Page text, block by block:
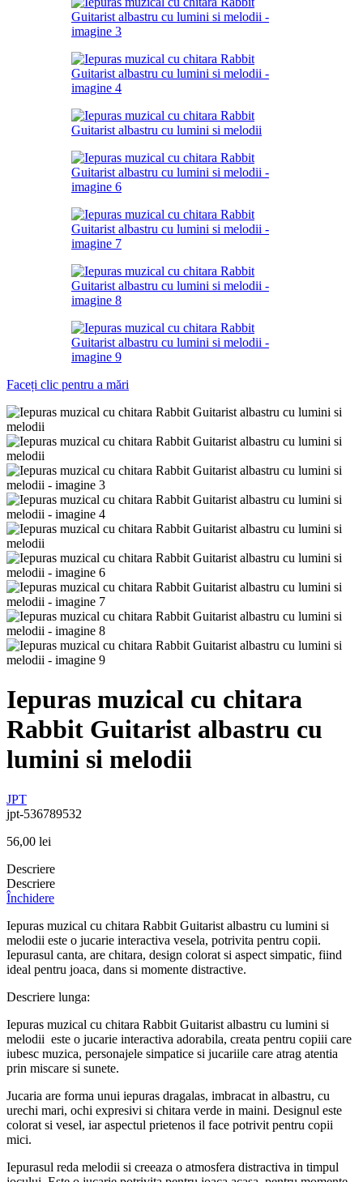
Faceți clic pentru a mări
Iepuras muzical cu chitara
Rabbit Guitarist albastru cu
lumini si melodii
JPT
jpt-536789532
56,00 lei
Descriere
Descriere
Închidere
Iepuras muzical cu chitara Rabbit Guitarist albastru cu lumini si
melodii este o jucarie interactiva vesela, potrivita pentru copii.
Iepurasul canta, are chitara, design colorat si aspect simpatic, fiind
ideal pentru joaca, dans si momente distractive.
Descriere lunga:
Iepuras muzical cu chitara Rabbit Guitarist albastru cu lumini si
melodii este o jucarie interactiva adorabila, creata pentru copiii care
iubesc muzica, personajele simpatice si jucariile care atrag atentia
prin miscare si sunete.
Jucaria are forma unui iepuras dragalas, imbracat in albastru, cu
urechi mari, ochi expresivi si chitara verde in maini. Designul este
colorat si vesel, iar aspectul prietenos il face potrivit pentru copii
mici.
Iepurasul reda melodii si creeaza o atmosfera distractiva in timpul